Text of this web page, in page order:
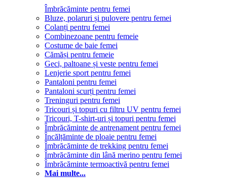
Îmbrăcăminte pentru femei
Bluze, polaruri și pulovere pentru femei
Colanți pentru femei
Combinezoane pentru femeie
Costume de baie femei
Cămăși pentru femeie
Geci, paltoane și veste pentru femei
Lenjerie sport pentru femei
Pantaloni pentru femei
Pantaloni scurți pentru femei
Treninguri pentru femei
Tricouri și topuri cu filtru UV pentru femei
Tricouri, T-shirt-uri și topuri pentru femei
Îmbrăcăminte de antrenament pentru femei
Încălțăminte de ploaie pentru femei
Îmbrăcăminte de trekking pentru femei
Îmbrăcăminte din lână merino pentru femei
Îmbrăcăminte termoactivă pentru femei
Mai multe...